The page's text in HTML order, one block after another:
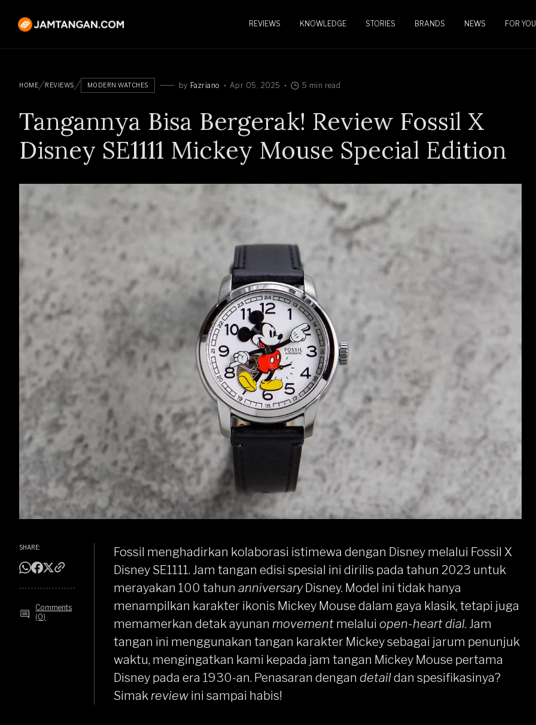
REVIEWS KNOWLEDGE STORIES BRANDS NEWS FOR YOU
HOME REVIEWS MODERN WATCHES by Fazriano Apr 05, 2025 5 min read
Tangannya Bisa Bergerak! Review Fossil X
Disney SE1111 Mickey Mouse Special Edition
SHARE:
Comments
(0)
Fossil menghadirkan kolaborasi istimewa dengan Disney melalui Fossil X
Disney SE1111. Jam tangan edisi spesial ini dirilis pada tahun 2023 untuk
merayakan 100 tahun anniversaryDisney. Model ini tidak hanya
menampilkan karakter ikonis Mickey Mouse dalam gaya klasik, tetapi juga
memamerkan detak ayunan movement melalui open-heart dial. Jam
tangan ini menggunakan tangan karakter Mickey sebagai jarum penunjuk
waktu, mengingatkan kami kepada jam tangan Mickey Mouse pertama
Disney pada era 1930-an. Penasaran dengan detaildan spesifikasinya?
Simak review ini sampai habis!